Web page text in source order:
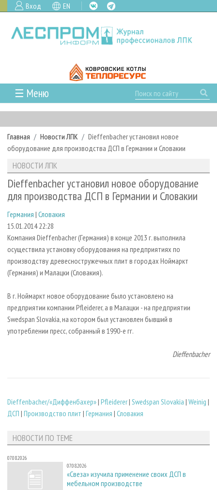
Вход EN
☰ Меню
ГЛАВНАЯ
РУБРИКИ И ТЕМЫ
РУБРИКИ ЖУРНАЛА
ЛЕСОЗАГОТОВКА
ЛЕСОПИЛЕНИЕ
СУШКА ДРЕВЕСИНЫ
ПРОИЗВОДСТВО ДРЕВЕСНЫХ ПЛИТ
ДЕРЕВЯННОЕ ДОМОСТРОЕНИЕ
ПРОИЗВОДСТВО МЕБЕЛИ
ЦБП
ИНСТРУМЕНТ И МАТЕРИАЛЫ
НОВОСТИ
НОВОСТИ ЛПК
НОВОСТИ ЖУРНАЛА
ПРОЕКТЫ ЛПИ
АНАЛИТИКА
ПРЕДПРИЯТИЯ ЛПК
ПЕРСОНЫ
МОБИЛЬНЫЕ ВЫСТАВКИ
ОФИЦИАЛЬНЫЕ ДЕЛЕГАЦИИ
ПРИОРИТЕТНЫЕ ИНВЕСТПРОЕКТЫ
ГАЗЕТА ЛЕСПРОМФОРУМ
БИБЛИОТЕКА СПЕЦИАЛИСТА
АРХИВ
АРХИВ ЖУРНАЛОВ
О ЖУРНАЛЕ
ПОДПИСКА
КОНТАКТЫ
РЕКЛАМОДАТЕЛЯМ
РЕКЛАМА
РЕКЛАМА НА САЙТЕ
Главная Новости ЛПК
Dieffenbacher установил новое
оборудование для производства ДСП в Германии и Словакии
НОВОСТИ ЛПК
Dieffenbacher установил новое оборудование
для производства ДСП в Германии и Словакии
Германия | Словакия
15.01.2014 22:28
Компания Dieffenbacher (Германия) в конце 2013 г. выполнила
осуществила установку оборудования на предприятиях по
производству древесностружечных плит в городах Ноймаркт
(Германия) и Малацки (Словакия).
В г. Ноймаркт новое оборудование было установлено на
предприятии компании Pfleiderer, а в Малацки - на предприятии
Swedspan Slovakia, на котором был установлен бывший в
употреблении пресс, собранный в 1990-е гг.
Dieffenbacher
Dieffenbacher/«Диффенбахер»| Pfleiderer| Swedspan Slovakia | Weinig |
ДСП | Производство плит | Германия | Словакия
НОВОСТИ ПО ТЕМЕ
07.08.2026
07.08.2026
«Свеза» изучила применение своих ДСП в
мебельном производстве